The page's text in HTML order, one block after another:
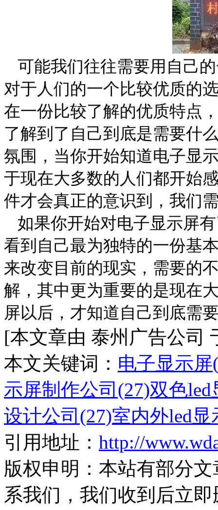
可能我们往往需要用自己
对于人们的一个比较优质的
在一份比较了解的优质特点
了解到了自己到底是需要什
氛围，当你开始知道电子显
于现在大多数的人们都开始
件才会真正的意识到，我们
如果你开始对电子显示屏
看到自己最为独特的一份基
来改变目前的现实，需要的
解，其中更为重要的是现在
屏以后，才知道自己到底需
[本文章由 泰州广告公司
本文关键词： 电子显示屏
示屏制作公司(27)双色led
设计公司(27)室内外led显
引用地址： http://
版权申明： 本站有部分
系我们，我们收到后立